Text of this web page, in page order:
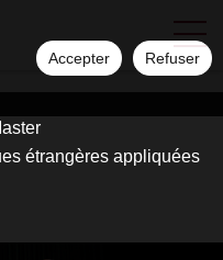
Accepter Refuser
étrangères appliquées